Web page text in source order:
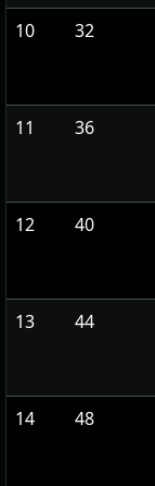
10 32
11 36
12 40
13 44
14 48